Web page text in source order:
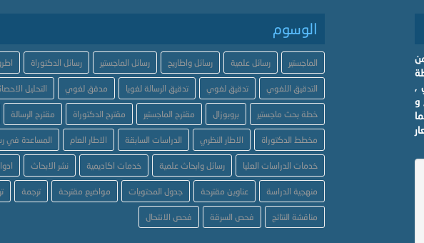
,
و
الوسوم
الماجستير رسائل علمية رسائل واطاريح رسائل الماجستير رسائل الدكتوراة
التدقيق اللغوي تدقيق لغوي تدقيق الرسالة لغويا مدقق لغوي التحليل
خطة بحث ماجستير بروبوزال مقترح الماجستير مقترح الدكتوراة مقترح الرسالة
مخطط الدكتوراة الاطار النظري الدراسات السابقة الاطار العام المساعدة في
خدمات الدراسات العليا رسائل وابحاث علمية خدمات اكاديمية نشر الابحاث
منهجية الدراسة عناوين مقترحة جدول المحتويات مواضيع مقترحة ترجمة
مناقشة النتائج فحص السرقة فحص الانتحال